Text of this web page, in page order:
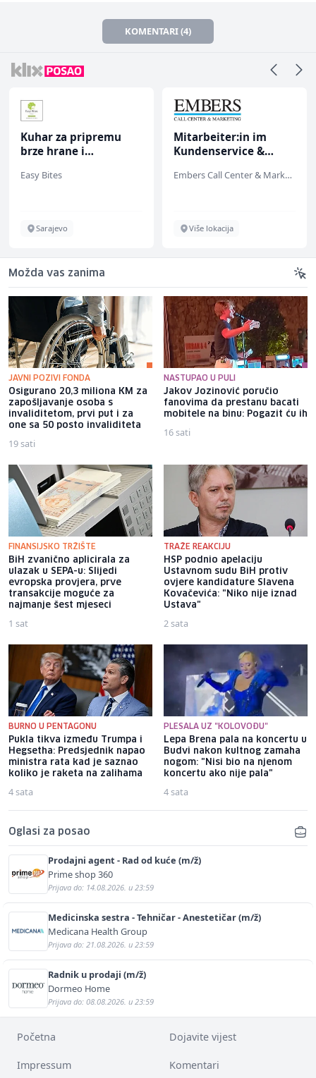
KOMENTARI (4)
Kuhar za pripremu
brze hrane i
ž)
Easy Bites
Sarajevo
Mitarbeiter:in im
Kundenservice &
Embers Call Center & Marketing
Više lokacija
Možda vas zanima
JAVNI POZIVI FONDA
Osigurano 20,3 miliona KM za
zapošljavanje osoba s
invaliditetom, prvi put i za
one sa 50 posto invaliditeta
19 sati
NASTUPAO U PULI
Jakov Jozinović poručio
fanovima da prestanu bacati
mobitele na binu: Pogazit ću ih
16 sati
FINANSIJSKO TRŽIŠTE
BiH zvanično aplicirala za
ulazak u SEPA-u: Slijedi
evropska provjera, prve
transakcije moguće za
najmanje šest mjeseci
1 sat
TRAŽE REAKCIJU
HSP podnio apelaciju
Ustavnom sudu BiH protiv
ovjere kandidature Slavena
Kovačevića: "Niko nije iznad
Ustava"
2 sata
BURNO U PENTAGONU
Pukla tikva između Trumpa i
Hegsetha: Predsjednik napao
ministra rata kad je saznao
koliko je raketa na zalihama
4 sata
PLESALA UZ "KOLOVOĐU"
Lepa Brena pala na koncertu u
Budvi nakon kultnog zamaha
nogom: "Nisi bio na njenom
koncertu ako nije pala"
4 sata
Oglasi za posao
Prodajni agent - Rad od kuće (m/ž)
Prime shop 360
Prijava do: 14.08.2026. u 23:59
Medicinska sestra - Tehničar - Anestetičar (m/ž)
Medicana Health Group
Prijava do: 21.08.2026. u 23:59
Radnik u prodaji (m/ž)
Dormeo Home
Prijava do: 08.08.2026. u 23:59
Početna Dojavite vijest
Impressum Komentari